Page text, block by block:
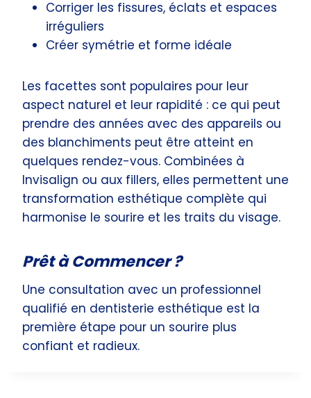
Corriger les fissures, éclats et espaces
irréguliers
Créer symétrie et forme idéale
Les facettes sont populaires pour leur
aspect naturel et leur rapidité : ce qui peut
prendre des années avec des appareils ou
des blanchiments peut être atteint en
quelques rendez-vous. Combinées à
Invisalign ou aux fillers, elles permettent une
transformation esthétique complète qui
harmonise le sourire et les traits du visage.
Prêt à Commencer ?
Une consultation avec un professionnel
qualifié en dentisterie esthétique est la
première étape pour un sourire plus
confiant et radieux.